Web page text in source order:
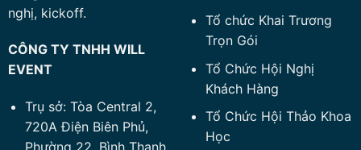
nghị, kickoff.
CÔNG TY TNHH WILL
EVENT
Trụ sở: Tòa Central 2,
720A Điện Biên Phủ,
Tổ chức Khai Trương
Trọn Gói
Tổ Chức Hội Nghị
Khách Hàng
Tổ Chức Hội Thảo Khoa
Học